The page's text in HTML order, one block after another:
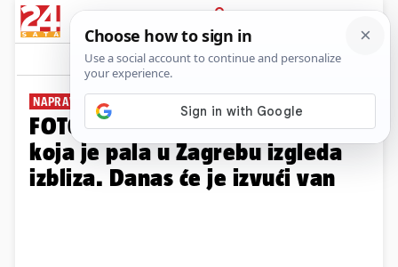
PRIJAVA
Galerija Komentari
NAPRAVILA KRATER NA JARUNU
FOTO Pogledajte kako letjelica
koja je pala u Zagrebu izgleda
izbliza. Danas će je izvući van